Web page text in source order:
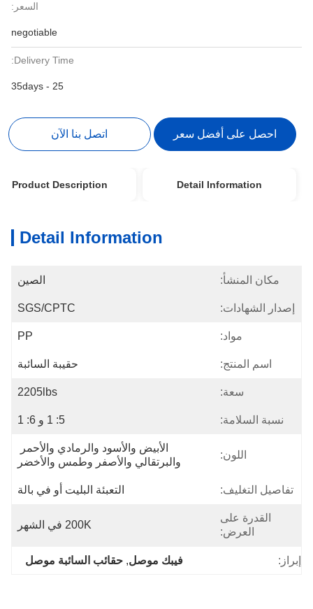
السعر:
negotiable
Delivery Time:
25 - 35days
احصل على أفضل سعر اتصل بنا الآن
Detail Information
Product Description
Detail Information
مكان المنشأ: الصين
إصدار الشهادات: SGS/CPTC
مواد: PP
اسم المنتج: حقيبة السائبة
سعة: 2205lbs
نسبة السلامة: 5: 1 و 6: 1
اللون:
الأبيض والأسود والرمادي والأحمر
والبرتقالي والأصفر وطمس والأخضر
تفاصيل التغليف: التعبئة البليت أو في بالة
القدرة على
العرض:
200K في الشهر
إبراز: فيبك موصل , حقائب السائبة موصل